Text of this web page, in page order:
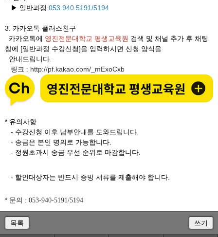
▶ 일반과정 053.940.5191/5194
3. 카카오톡 플러스친구
카카오톡에 영진전문대학교 평생교육원 검색 및 채널 추가 후 채팅
창에 [일반과정 수강신청]을 입력하시면 신청 양식을
안내드립니다.
링크 : http://pf.kakao.com/_mExoCxb
* 유의사항
- 수강신청 이후 납부안내를 도와드립니다.
- 송금은 본인 명의로 가능합니다.
- 정원초과시 송금 우선 순위로 마감합니다.
- 할인대상자는 반드시 증빙 서류를 제출해야 합니다.
* 문의 : 053-940-5191/5194
목록 쓰기